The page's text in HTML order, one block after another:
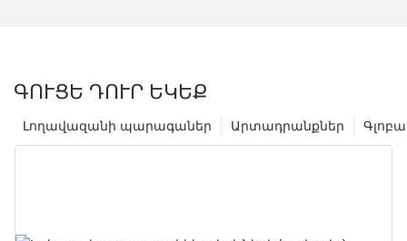
ԳՈՒՑԵ ԴՈՒՐ ԵԿԵՔ
Արտադրանքներ
Լողավազանի պարագաներ